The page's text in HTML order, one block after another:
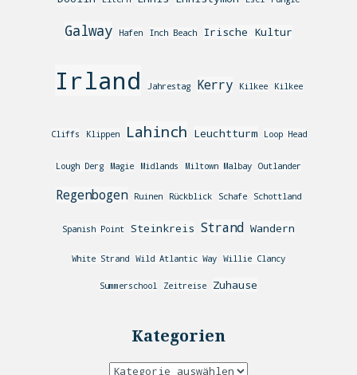
Galway Hafen Inch Beach Irische Kultur
Irland Jahrestag Kerry Kilkee Kilkee
Cliffs Klippen Lahinch Leuchtturm Loop Head
Lough Derg Magie Midlands Miltown Malbay Outlander
Regenbogen Ruinen Rückblick Schafe Schottland
Spanish Point Steinkreis Strand Wandern
White Strand Wild Atlantic Way Willie Clancy
Summerschool Zeitreise Zuhause
Kategorien